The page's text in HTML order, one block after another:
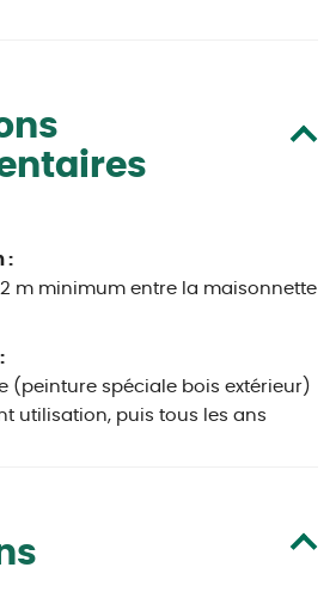
:
m minimum entre la maisonnette
(peinture spéciale bois extérieur)
utilisation, puis tous les ans